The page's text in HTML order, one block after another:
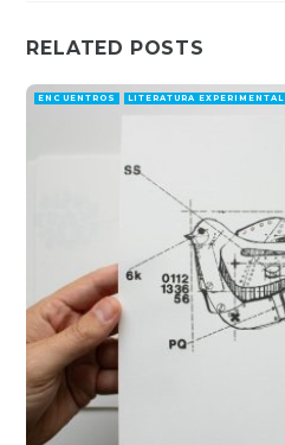
RELATED POSTS
ENCUENTROS LITERATURA EXPERIMENTAL